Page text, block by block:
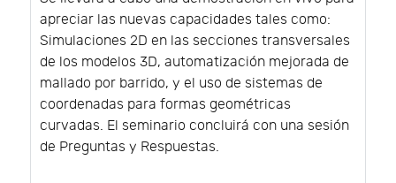
apreciar las nuevas capacidades tales como:
Simulaciones 2D en las secciones transversales
de los modelos 3D, automatización mejorada de
mallado por barrido, y el uso de sistemas de
coordenadas para formas geométricas
curvadas. El seminario concluirá con una sesión
de Preguntas y Respuestas.